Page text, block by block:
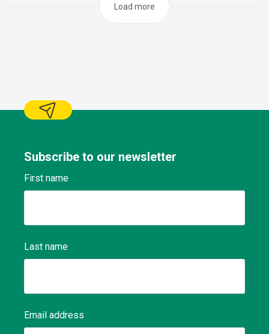
Load more
Subscribe to our newsletter
First name
Last name
Email address